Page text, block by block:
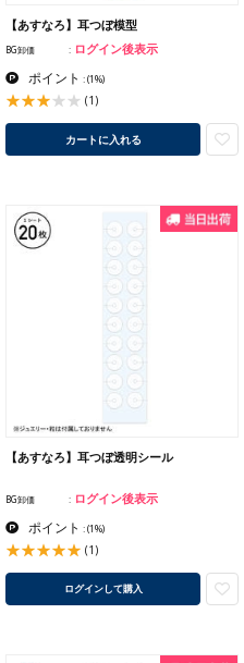
【あすなろ】耳つぼ模型
BG卸価 ログイン後表示
ポイント :(1%)
(1)
カートに入れる
【あすなろ】耳つぼ透明シール
BG卸価 ログイン後表示
ポイント :(1%)
(1)
ログインして購入